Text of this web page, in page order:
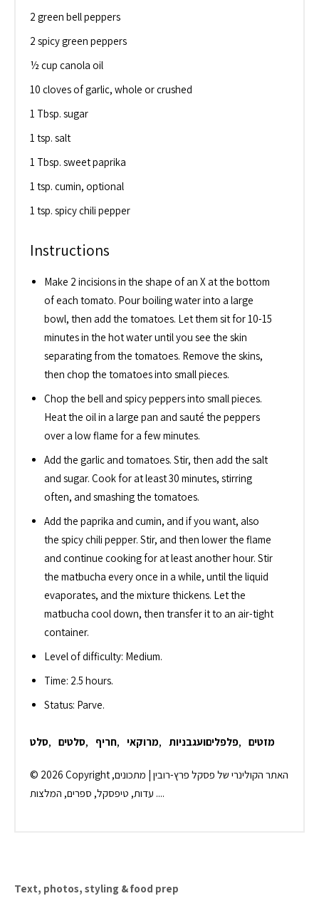
2 green bell peppers
2 spicy green peppers
½ cup canola oil
10 cloves of garlic, whole or crushed
1 Tbsp. sugar
1 tsp. salt
1 Tbsp. sweet paprika
1 tsp. cumin, optional
1 tsp. spicy chili pepper
Instructions
Make 2 incisions in the shape of an X at the bottom
of each tomato. Pour boiling water into a large
bowl, then add the tomatoes. Let them sit for 10-15
minutes in the hot water until you see the skin
separating from the tomatoes. Remove the skins,
then chop the tomatoes into small pieces.
Chop the bell and spicy peppers into small pieces.
Heat the oil in a large pan and sauté the peppers
over a low flame for a few minutes.
Add the garlic and tomatoes. Stir, then add the salt
and sugar. Cook for at least 30 minutes, stirring
often, and smashing the tomatoes.
Add the paprika and cumin, and if you want, also
the spicy chili pepper. Stir, and then lower the flame
and continue cooking for at least another hour. Stir
the matbucha every once in a while, until the liquid
evaporates, and the mixture thickens. Let the
matbucha cool down, then transfer it to an air-tight
container.
Level of difficulty: Medium.
Time: 2.5 hours.
Status: Parve.
סלט, סלטים, חריף, מרוקאי, פלפליםועגבניות, מזטים
© 2026 Copyright האתר הקולינרי של פסקל פרץ-רובין | מתכונים,
עדות, טיפסקל, ספרים, המלצות ....
Text, photos, styling & food prep